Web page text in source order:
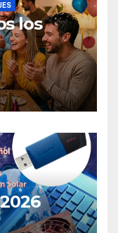
los